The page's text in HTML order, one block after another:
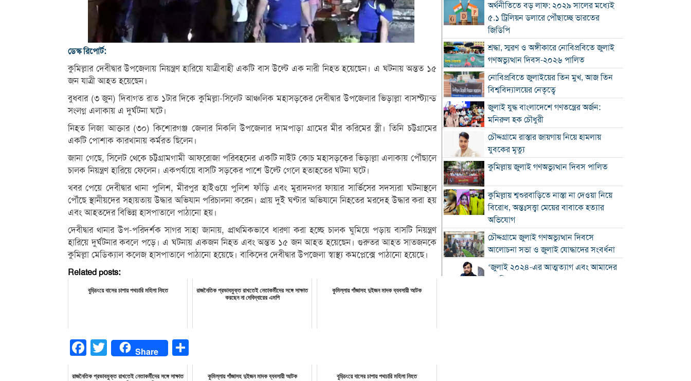
ডেস্ক রিপোর্ট:
কুমিল্লার দেবীদ্বার উপজেলায় নিয়ন্ত্রণ হারিয়ে যাত্রীবাহী একটি বাস উল্টে এক নারী নিহত হয়েছেন। এ ঘটনায় অন্তত ১৫
জন যাত্রী আহত হয়েছেন।
বুধবার (৩ জুন) দিবাগত রাত ১টার দিকে কুমিল্লা-সিলেট আঞ্চলিক মহাসড়কের দেবীদ্বার উপজেলার ভিড়াল্লা বাসস্ট্যান্ড
সংলগ্ন এলাকায় এ দুর্ঘটনা ঘটে।
নিহত লিজা আক্তার (৩০) কিশোরগঞ্জ জেলার নিকলি উপজেলার দামপাড়া গ্রামের মীর করিমের স্ত্রী। তিনি চট্টগ্রামের
একটি পোশাক কারখানায় কর্মরত ছিলেন।
জানা গেছে, সিলেট থেকে চট্টগ্রামগামী আফরোজা পরিবহনের একটি নাইট কোচ মহাসড়কের ভিড়াল্লা এলাকায় পৌঁছালে
চালক নিয়ন্ত্রণ হারিয়ে ফেলেন। একপর্যায়ে বাসটি সড়কের পাশে উল্টে গেলে হতাহতের ঘটনা ঘটে।
খবর পেয়ে দেবীদ্বার থানা পুলিশ, মীরপুর হাইওয়ে পুলিশ ফাঁড়ি এবং মুরাদনগর ফায়ার সার্ভিসের সদস্যরা ঘটনাস্থলে
পৌঁছে স্থানীয়দের সহায়তায় উদ্ধার অভিযান পরিচালনা করেন। প্রায় দুই ঘণ্টার অভিযানে নিহতের মরদেহ উদ্ধার করা হয়
এবং আহতদের বিভিন্ন হাসপাতালে পাঠানো হয়।
দেবীদ্বার থানার উপ-পরিদর্শক সাগর সাহা জানায়, প্রাথমিকভাবে ধারণা করা হচ্ছে চালক ঘুমিয়ে পড়ায় বাসটি নিয়ন্ত্রণ
হারিয়ে দুর্ঘটনার কবলে পড়ে। এ ঘটনায় একজন নিহত এবং অন্তত ১৫ জন আহত হয়েছেন। গুরুতর আহত সাতজনকে
কুমিল্লা মেডিক্যাল কলেজ হাসপাতালে পাঠানো হয়েছে। বাকিদের দেবীদ্বার উপজেলা স্বাস্থ্য কমপ্লেক্সে পাঠানো হয়েছে।
Related posts:
বুড়িচংয়ে বাসের চাপায় পথচারি মহিলা নিহত
রাজনৈতিক প্রভাবমুক্ত রাখতেই নেতাকর্মীদের সঙ্গে সাক্ষাত
করছেন না দেবিদ্বারের এমপি
কুমিল্লায় গাঁজাসহ দুইজন মাদক ব্যবসায়ী আটক
Facebook
Twitter Share
রাজনৈতিক প্রভাবমুক্ত রাখতেই নেতাকর্মীদের সঙ্গে সাক্ষাত
কুমিল্লায় গাঁজাসহ দুইজন মাদক ব্যবসায়ী আটক বুড়িচংয়ে বাসের চাপায় পথচারি মহিলা নিহত
অর্থনীতিতে বড় লাফ: ২০২৯ সালের মধ্যেই
৫.১ ট্রিলিয়ন ডলারে পৌঁছাচ্ছে ভারতের
জিডিপি
শ্রদ্ধা, স্মরণ ও অঙ্গীকারে নোবিপ্রবিতে জুলাই
গণঅভ্যুত্থান দিবস-২০২৬ পালিত
নোবিপ্রবিতে জুলাইয়ের তিন মুখ, আজ তিন
বিশ্ববিদ্যালয়ের নেতৃত্বে
জুলাই যুদ্ধ বাংলাদেশে গণতন্ত্রের অর্জন:
মনিরুল হক চৌধুরী
চৌদ্দগ্রামে রাস্তার জায়গায় নিয়ে হামলায়
যুবকের মৃত্যু
কুমিল্লায় জুলাই গণঅভ্যুত্থান দিবস পালিত
কুমিল্লায় শ্বশুরবাড়িতে নাস্তা না দেওয়া নিয়ে
বিরোধ, অন্তঃসত্ত্বা মেয়ের বাবাকে হত্যার
অভিযোগ
চৌদ্দগ্রামে জুলাই গণঅভ্যুত্থান দিবসে
আলোচনা সভা ও জুলাই যোদ্ধাদের সংবর্ধনা
‘জুলাই ২০২৪-এর আত্মত্যাগ এবং আমাদের